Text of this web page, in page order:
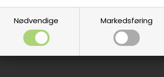
Nødvendige Markedsføring